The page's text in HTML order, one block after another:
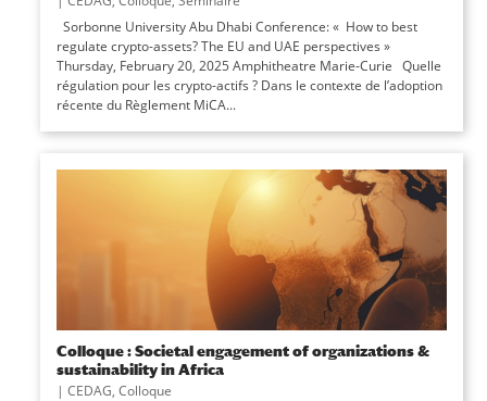
Sorbonne University Abu Dhabi Conference: « How to best
regulate crypto-assets? The EU and UAE perspectives »
Thursday, February 20, 2025 Amphitheatre Marie-Curie Quelle
régulation pour les crypto-actifs ? Dans le contexte de l’adoption
récente du Règlement MiCA...
Colloque : Societal engagement of organizations &
sustainability in Africa
| CEDAG, Colloque